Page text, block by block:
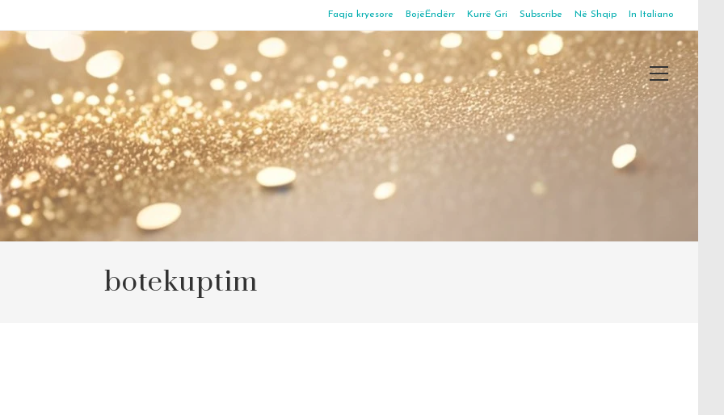
Faqja kryesore BojëËndërr Kurrë Gri Subscribe Në Shqip In Italiano
Main
Menu
botekuptim